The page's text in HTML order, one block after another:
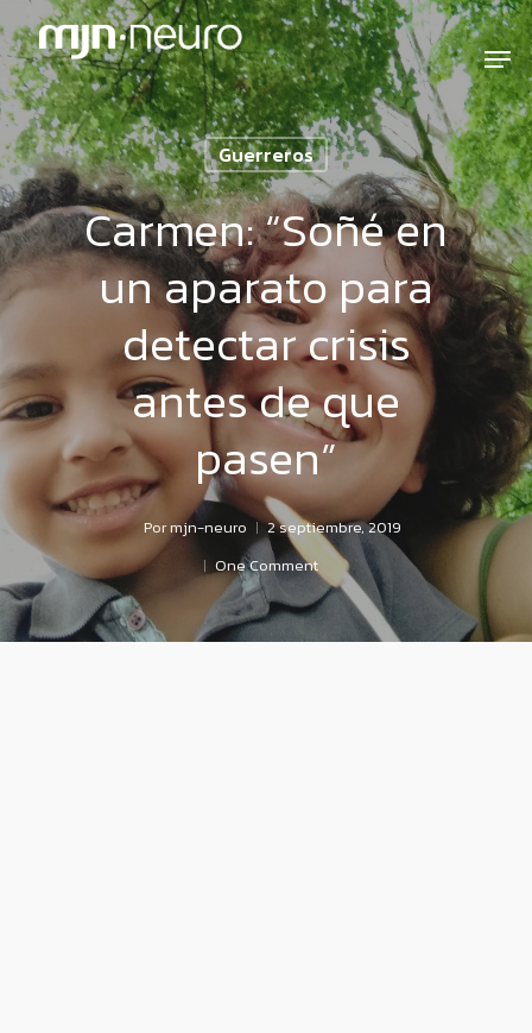
Guerreros
Carmen: “Soñé en
un aparato para
detectar crisis
antes de que
pasen”
Pormjn-neuro
2 septiembre, 2019
One Comment